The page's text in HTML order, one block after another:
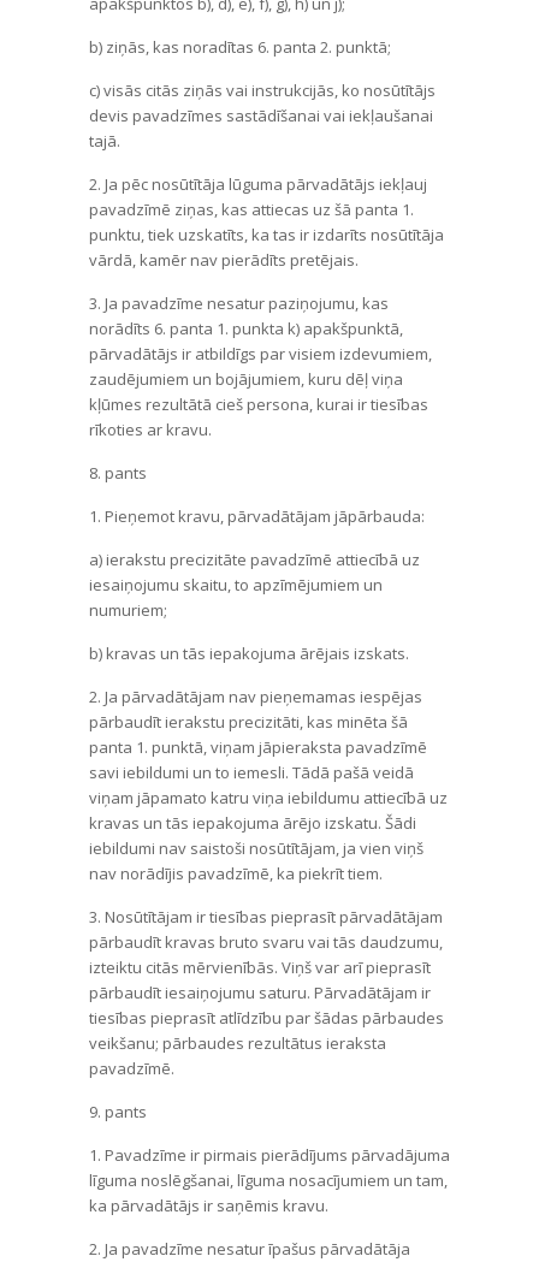
b) ziņās, kas noradītas 6. panta 2. punktā;
c) visās citās ziņās vai instrukcijās, ko nosūtītājs
devis pavadzīmes sastādīšanai vai iekļaušanai
tajā.
2. Ja pēc nosūtītāja lūguma pārvadātājs iekļauj
pavadzīmē ziņas, kas attiecas uz šā panta 1.
punktu, tiek uzskatīts, ka tas ir izdarīts nosūtītāja
vārdā, kamēr nav pierādīts pretējais.
3. Ja pavadzīme nesatur paziņojumu, kas
norādīts 6. panta 1. punkta k) apakšpunktā,
pārvadātājs ir atbildīgs par visiem izdevumiem,
zaudējumiem un bojājumiem, kuru dēļ viņa
kļūmes rezultātā cieš persona, kurai ir tiesības
rīkoties ar kravu.
8. pants
1. Pieņemot kravu, pārvadātājam jāpārbauda:
a) ierakstu precizitāte pavadzīmē attiecībā uz
iesaiņojumu skaitu, to apzīmējumiem un
numuriem;
b) kravas un tās iepakojuma ārējais izskats.
2. Ja pārvadātājam nav pieņemamas iespējas
pārbaudīt ierakstu precizitāti, kas minēta šā
panta 1. punktā, viņam jāpieraksta pavadzīmē
savi iebildumi un to iemesli. Tādā pašā veidā
viņam jāpamato katru viņa iebildumu attiecībā uz
kravas un tās iepakojuma ārējo izskatu. Šādi
iebildumi nav saistoši nosūtītājam, ja vien viņš
nav norādījis pavadzīmē, ka piekrīt tiem.
3. Nosūtītājam ir tiesības pieprasīt pārvadātājam
pārbaudīt kravas bruto svaru vai tās daudzumu,
izteiktu citās mērvienībās. Viņš var arī pieprasīt
pārbaudīt iesaiņojumu saturu. Pārvadātājam ir
tiesības pieprasīt atlīdzību par šādas pārbaudes
veikšanu; pārbaudes rezultātus ieraksta
pavadzīmē.
9. pants
1. Pavadzīme ir pirmais pierādījums pārvadājuma
līguma noslēgšanai, līguma nosacījumiem un tam,
ka pārvadātājs ir saņēmis kravu.
2. Ja pavadzīme nesatur īpašus pārvadātāja